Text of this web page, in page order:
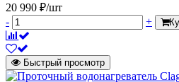
20 990 ₽/шт
-
+
Быстрый просмотр